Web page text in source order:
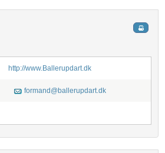
http://www.Ballerupdart.dk
formand@ballerupdart.dk